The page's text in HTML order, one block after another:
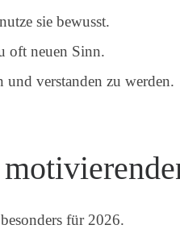
sie bewusst.
oft neuen Sinn.
verstanden zu werden.
für 2026.